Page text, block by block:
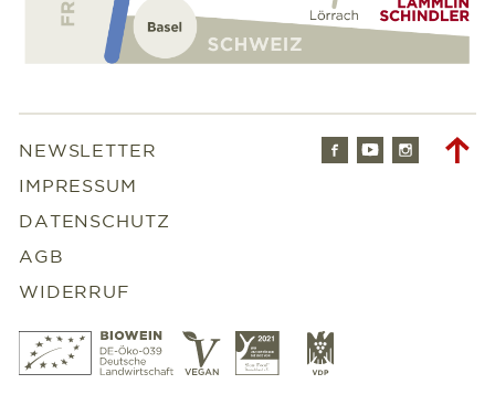
NEWSLETTER
IMPRESSUM
DATENSCHUTZ
AGB
WIDERRUF
FacebookYoutube
Bio
Wein
Vegan Slowfood